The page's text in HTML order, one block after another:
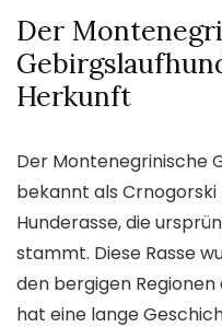
Der
Herkunft
Der Montenegrinische
bekannt als Crnogorski
Hunderasse, die
stammt. Diese Rasse
den bergigen
hat eine lange